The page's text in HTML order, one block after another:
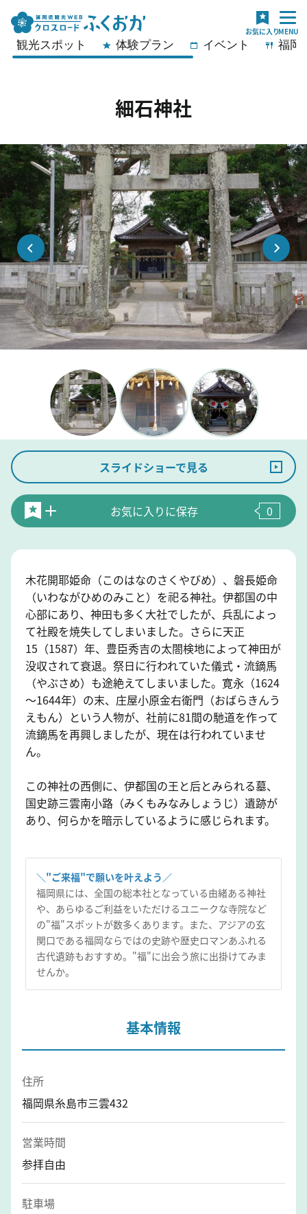
観光スポット 体験プラン イベント 福岡
細石神社
スライドショーで見る
お気に入りに保存 0
木花開耶姫命（このはなのさくやびめ）、磐長姫命
（いわながひめのみこと）を祀る神社。伊都国の中
心部にあり、神田も多く大社でしたが、兵乱によっ
て社殿を焼失してしまいました。さらに天正
15（1587）年、豊臣秀吉の太閤検地によって神田が
没収されて衰退。祭日に行われていた儀式・流鏑馬
（やぶさめ）も途絶えてしまいました。寛永（1624
～1644年）の末、庄屋小原金右衛門（おばらきんう
えもん）という人物が、社前に81間の馳道を作って
流鏑馬を再興しましたが、現在は行われていませ
ん。
この神社の西側に、伊都国の王と后とみられる墓、
国史跡三雲南小路（みくもみなみしょうじ）遺跡が
あり、何らかを暗示しているように感じられます。
＼"ご来福"で願いを叶えよう／
福岡県には、全国の総本社となっている由緒ある神社
や、あらゆるご利益をいただけるユニークな寺院など
の"福"スポットが数多くあります。また、アジアの玄
関口である福岡ならではの史跡や歴史ロマンあふれる
古代遺跡もおすすめ。"福"に出会う旅に出掛けてみま
せんか。
基本情報
住所
福岡県糸島市三雲432
営業時間
参拝自由
駐車場